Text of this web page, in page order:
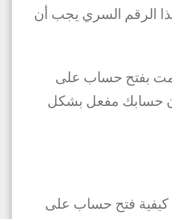
الرقم السري يجب أن
بفتح حساب على
حسابك مفعل بشكل
كيفية فتح حساب على